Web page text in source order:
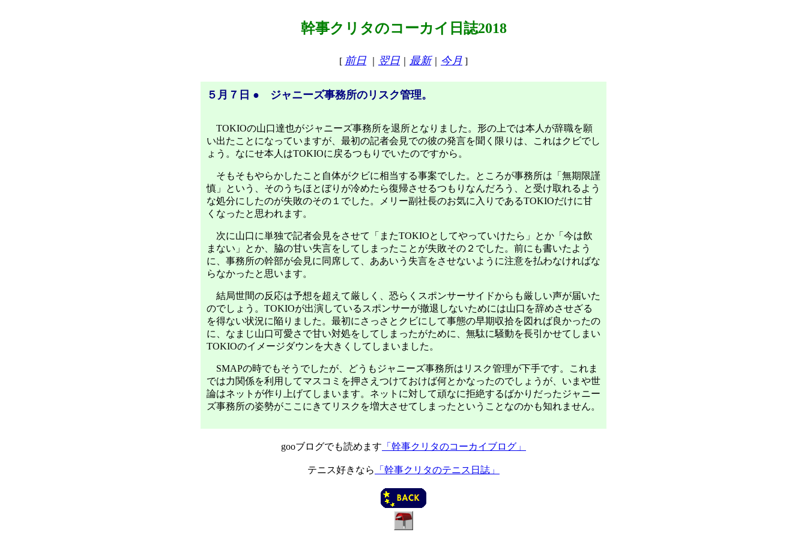
幹事クリタのコーカイ日誌2018
[ 前日 翌日 最新｜ 今月 ]
５月７日 ● ジャニーズ事務所のリスク管理。
TOKIOの山口達也がジャニーズ事務所を退所となりました。形の上では本人が辞職を願
い出たことになっていますが、最初の記者会見での彼の発言を聞く限りは、これはクビでし
ょう。なにせ本人はTOKIOに戻るつもりでいたのですから。
そもそもやらかしたこと自体がクビに相当する事案でした。ところが事務所は「無期限謹
慎」という、そのうちほとぼりが冷めたら復帰させるつもりなんだろう、と受け取れるよう
な処分にしたのが失敗のその１でした。メリー副社長のお気に入りであるTOKIOだけに甘
くなったと思われます。
次に山口に単独で記者会見をさせて「またTOKIOとしてやっていけたら」とか「今は飲
まない」とか、脇の甘い失言をしてしまったことが失敗その２でした。前にも書いたよう
に、事務所の幹部が会見に同席して、ああいう失言をさせないように注意を払わなければな
らなかったと思います。
結局世間の反応は予想を超えて厳しく、恐らくスポンサーサイドからも厳しい声が届いた
のでしょう。TOKIOが出演しているスポンサーが撤退しないためには山口を辞めさせざる
を得ない状況に陥りました。最初にさっさとクビにして事態の早期収拾を図れば良かったの
に、なまじ山口可愛さで甘い対処をしてしまったがために、無駄に騒動を長引かせてしまい
TOKIOのイメージダウンを大きくしてしまいました。
SMAPの時でもそうでしたが、どうもジャニーズ事務所はリスク管理が下手です。これま
では力関係を利用してマスコミを押さえつけておけば何とかなったのでしょうが、いまや世
論はネットが作り上げてしまいます。ネットに対して頑なに拒絶するばかりだったジャニー
ズ事務所の姿勢がここにきてリスクを増大させてしまったということなのかも知れません。
gooブログでも読めます 「幹事クリタのコーカイブログ」
テニス好きなら 「幹事クリタのテニス日誌」